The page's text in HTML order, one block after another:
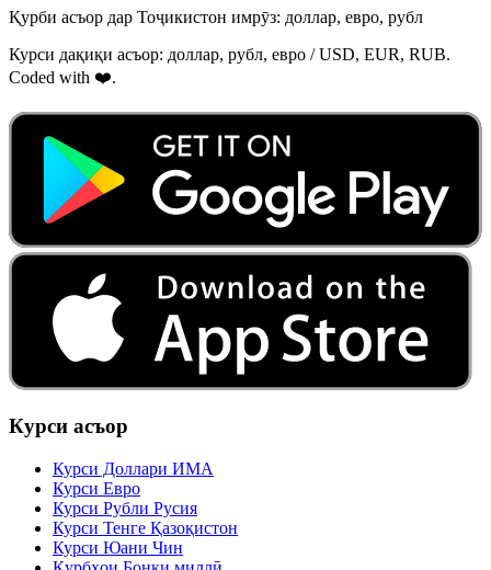
Қурби асъор дар Тоҷикистон имрӯз: доллар, евро, рубл
Курси дақиқи асъор: доллар, рубл, евро / USD, EUR, RUB.
Coded with ❤️.
Курси асъор
Курси Доллари ИМА
Курси Евро
Курси Рубли Русия
Курси Тенге Қазоқистон
Курси Юани Чин